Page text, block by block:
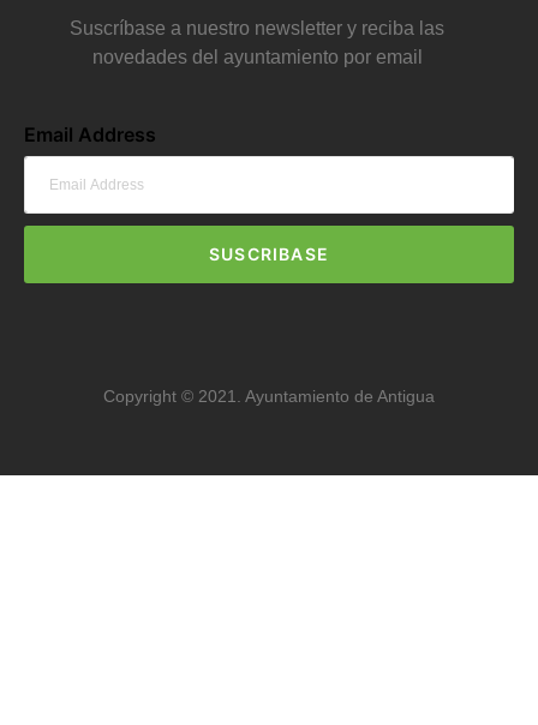
Suscríbase a nuestro newsletter y reciba las
novedades del ayuntamiento por email
Email Address
SUSCRIBASE
Copyright © 2021. Ayuntamiento de Antigua